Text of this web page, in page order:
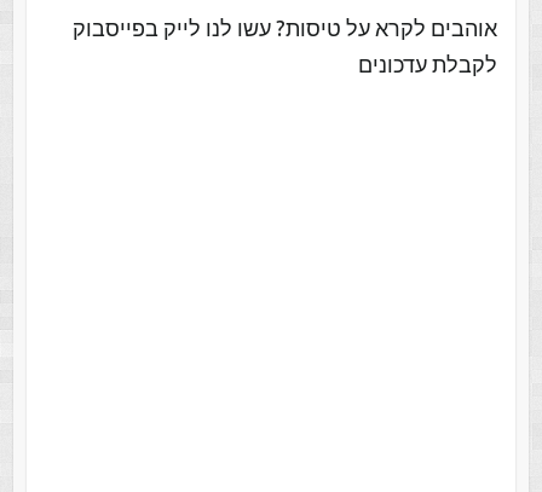
אוהבים לקרא על טיסות? עשו לנו לייק בפייסבוק
לקבלת עדכונים